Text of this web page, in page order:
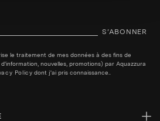
S’ABONNER
le traitement de mes données à des fins de
nouvelles, promotions) par Aquazzura
Policy dont j'ai pris connaissance..